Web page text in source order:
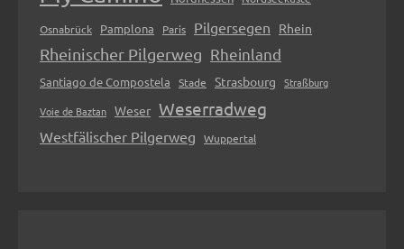
Osnabrück Pamplona Paris Pilgersegen Rhein
Rheinischer Pilgerweg Rheinland
Santiago de Compostela Stade Strasbourg
Straßburg
Voie de Baztan Weser Weserradweg
Westfälischer Pilgerweg Wuppertal